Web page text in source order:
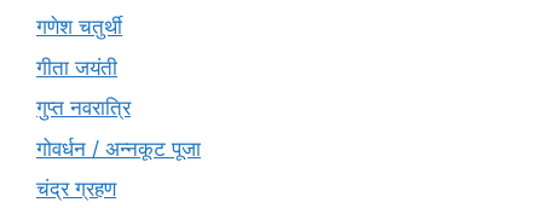
गणेश चतुर्थी
गीता जयंती
गुप्त नवरात्रि
गोवर्धन / अन्नकूट पूजा
चंद्र ग्रहण